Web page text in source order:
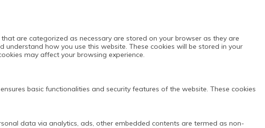
are categorized as necessary are stored on your browser as they are
how you use this website. These cookies will be stored in your
may affect your browsing experience.
basic functionalities and security features of the website. These cookies
data via analytics, ads, other embedded contents are termed as non-